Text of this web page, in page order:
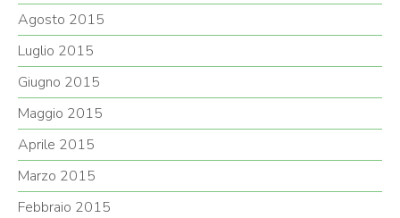
Agosto 2015
Luglio 2015
Giugno 2015
Maggio 2015
Aprile 2015
Marzo 2015
Febbraio 2015